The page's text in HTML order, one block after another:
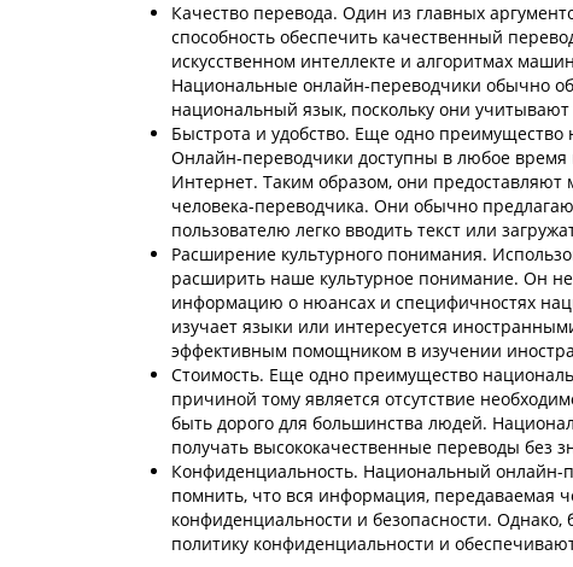
Качество перевода. Один из главных
способность обеспечить качественный
искусственном интеллекте и алгоритмах
Национальные онлайн-переводчики обычно
национальный язык, поскольку они
Быстрота и удобство. Еще одно преимущество
Онлайн-переводчики доступны в любое время
Интернет. Таким образом, они предоставляют
человека-переводчика. Они обычно
пользователю легко вводить текст или
Расширение культурного понимания.
расширить наше культурное понимание. Он
информацию о нюансах и специфичностях
изучает языки или интересуется
эффективным помощником в изучении
Стоимость. Еще одно преимущество
причиной тому является отсутствие
быть дорого для большинства людей.
получать высококачественные переводы без
Конфиденциальность. Национальный онлайн-
помнить, что вся информация, передаваемая
конфиденциальности и безопасности.
политику конфиденциальности и